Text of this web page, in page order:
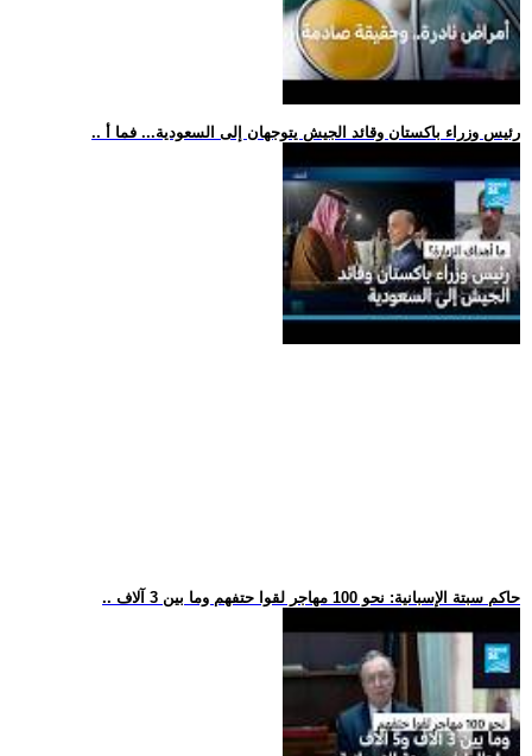
.. رئيس وزراء باكستان وقائد الجيش يتوجهان إلى السعودية... فما أ
.. حاكم سبتة الإسبانية: نحو 100 مهاجر لقوا حتفهم وما بين 3 آلاف